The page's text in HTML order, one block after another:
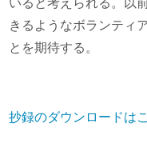
きるようなボランティ
とを期待する。
抄録のダウンロードは